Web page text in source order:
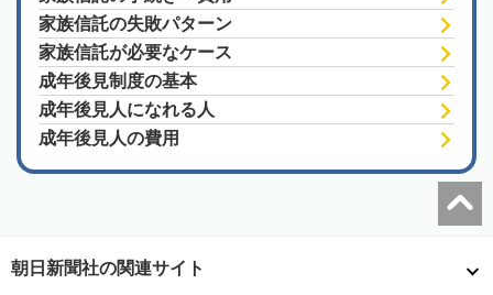
家族信託の失敗パターン
家族信託が必要なケース
成年後見制度の基本
成年後見人になれる人
成年後見人の費用
朝日新聞社の関連サイト